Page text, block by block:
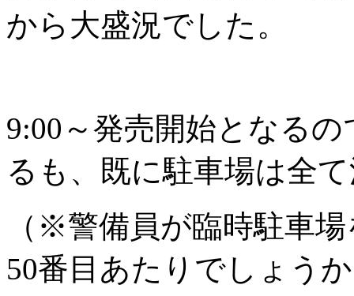
から大盛況でした。
9:00～発売開始となる
るも、既に駐車場は全
（※警備員が臨時駐車
50番目あたりでしょう